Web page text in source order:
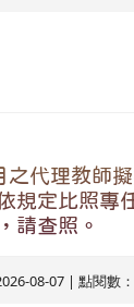
之代理教師
規定比照專
請查照。
08-07 | 點閱數